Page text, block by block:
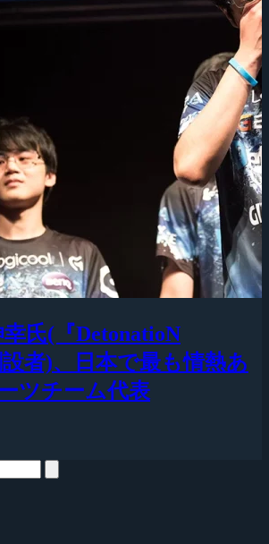
氏(『DetonatioN
者)、日本で最も情熱あ
ツチーム代表